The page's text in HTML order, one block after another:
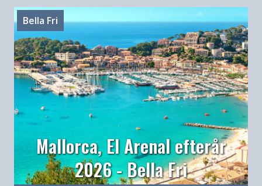
Bella Fri
Mallorca, El Arenal efterår
2026 - Bella Fri